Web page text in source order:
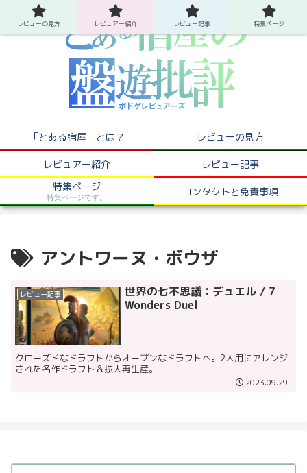
「とある宿屋」とは？ レビューの見方
レビュアー紹介
レビュー記事
特集ページ
特集ページです。 コンタクトと免責事項
アントワーヌ・ボウザ
レビュー記事
世界の七不思議：デュエル / 7
Wonders Duel
クローズドなドラフトからオープンなドラフトへ。2人用にアレンジ
された名作ドラフト＆拡大再生産。
2023.09.29
レビューの見方 レビュアー紹介 レビュー記事 特集ページ